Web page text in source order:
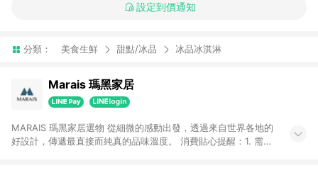
設定到價通知
分類： 美食生鮮 甜點/冰品 冰品冰淇淋
Marais 瑪黑家居
MARAIS 瑪黑家居選物 從細微的感動出發，透過來自世界各地的
好設計，傳遞最直接而純真的品味溫度。 消費貼心提醒：1. 需透